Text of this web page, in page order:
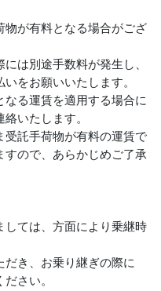
物が有料となる場合がござ
は別途手数料が発生し、
をお願いいたします。
る運賃を適用する場合に
いたします。
受託手荷物が有料の運賃で
ので、あらかじめご了承
しては、方面により乗継時
き、お乗り継ぎの際に
さい。